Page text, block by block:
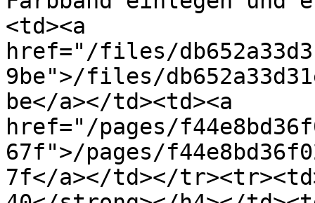
<td><a
href="/files/
9be">/files/
be</a></td><td><a
href="/pages/
67f">/pages/
7f</a></td></